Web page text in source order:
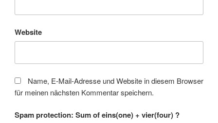
Website
Name, E-Mail-Adresse und Website in diesem Browser
für meinen nächsten Kommentar speichern.
Spam protection: Sum of eins(one) + vier(four) ?